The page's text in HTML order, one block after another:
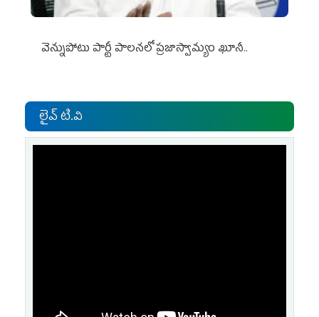
వెన్నుపోటు పార్టీ పాలనలో ప్రజాస్వామ్యం ఖూనీ..
లైవ్ టి.వి